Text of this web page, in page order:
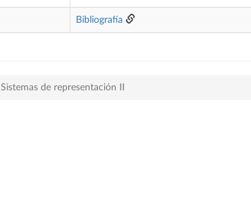
Bibliografía
Sistemas de representación II